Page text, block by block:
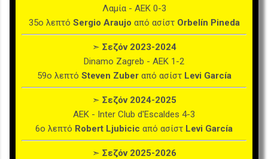
Λαμία - ΑΕΚ 0-3
35ο λεπτό Sergio Araujo από ασίστ Orbelín Pineda
➣ Σεζόν 2023-2024
Dinamo Zagreb - ΑΕΚ 1-2
59ο λεπτό Steven Zuberαπό ασίστ Levi García
➣ Σεζόν 2024-2025
ΑΕΚ - Inter Club d'Escaldes 4-3
6ο λεπτό Robert Ljubicic από ασίστ Levi García
➣ Σεζόν 2025-2026